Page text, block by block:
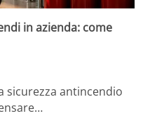
in azienda: come
sicurezza antincendio